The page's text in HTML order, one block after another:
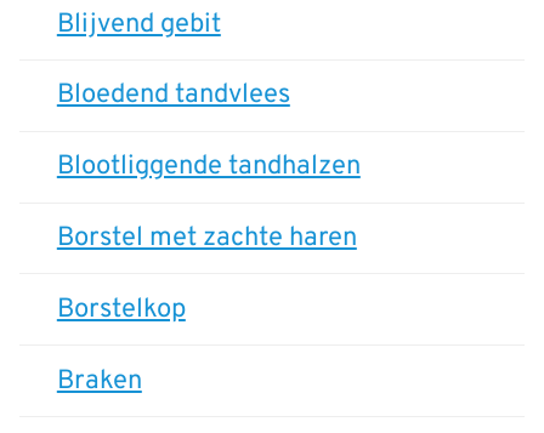
Blijvend gebit
Bloedend tandvlees
Blootliggende tandhalzen
Borstel met zachte haren
Borstelkop
Braken